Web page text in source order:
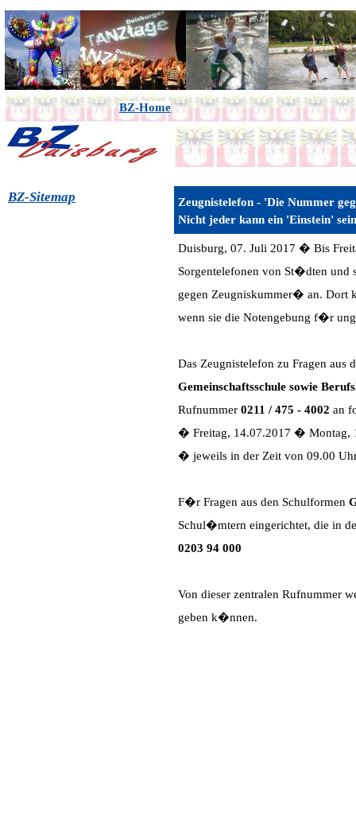
BZ-Home
BZ-Sitemap
Zeugnistelefon - 'Die Nummer
Nicht jeder kann ein 'Einstein' sein
Duisburg, 07. Juli 2017 � Bis
Sorgentelefonen von St�dten
gegen Zeugniskummer� an.
wenn sie die Notengebung f�r
Das Zeugnistelefon zu Fragen aus
Gemeinschaftsschule sowie
Rufnummer 0211 / 475 - 4002 an
� Freitag, 14.07.2017 � Montag,
� jeweils in der Zeit von 09.00
F�r Fragen aus den Schulformen
Schul�mtern eingerichtet, die in
0203 94 000
Von dieser zentralen Rufnummer
geben k�nnen.